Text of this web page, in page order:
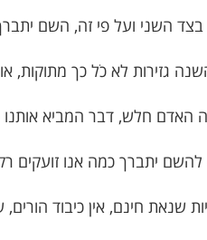
השני ועל פי זה, השם
גזירות לא כֹל כך מתוקות,
האדם חלש, דבר המביא
יתברך כמה אנו זועקים רק
שנאת חינם, אין כיבוד